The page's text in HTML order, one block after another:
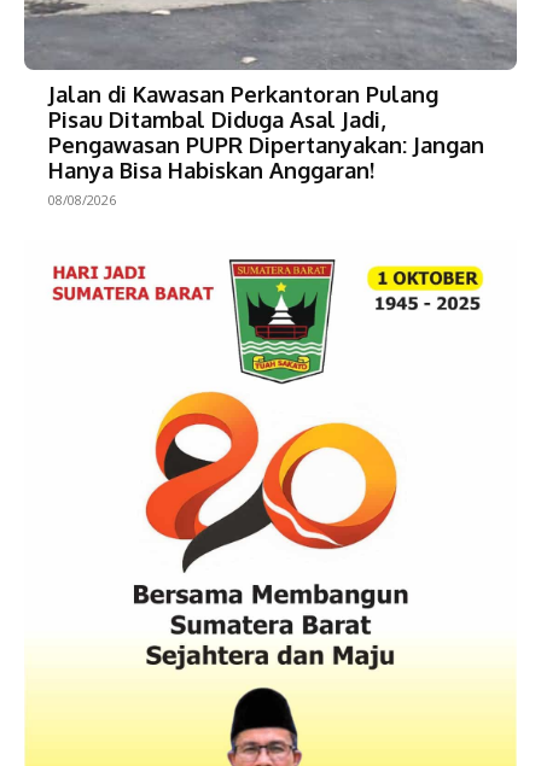
Jalan di Kawasan Perkantoran Pulang
Pisau Ditambal Diduga Asal Jadi,
Pengawasan PUPR Dipertanyakan: Jangan
Hanya Bisa Habiskan Anggaran!
08/08/2026